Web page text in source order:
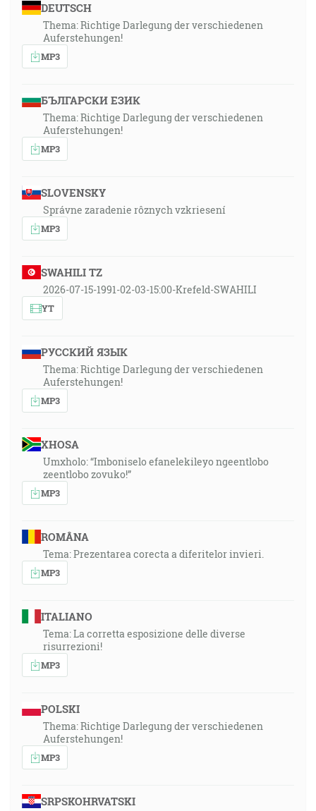
DEUTSCH
Thema: Richtige Darlegung der verschiedenen
Auferstehungen!
MP3
БЪЛГАРСКИ ЕЗИК
Thema: Richtige Darlegung der verschiedenen
Auferstehungen!
MP3
SLOVENSKY
Správne zaradenie rôznych vzkriesení
MP3
SWAHILI TZ
2026-07-15-1991-02-03-15:00-Krefeld-SWAHILI
YT
РУССКИЙ ЯЗЫК
Thema: Richtige Darlegung der verschiedenen
Auferstehungen!
MP3
XHOSA
Umxholo: “Imboniselo efanelekileyo ngeentlobo
zeentlobo zovuko!”
MP3
ROMÂNA
Tema: Prezentarea corecta a diferitelor invieri.
MP3
ITALIANO
Tema: La corretta esposizione delle diverse
risurrezioni!
MP3
POLSKI
Thema: Richtige Darlegung der verschiedenen
Auferstehungen!
MP3
SRPSKOHRVATSKI